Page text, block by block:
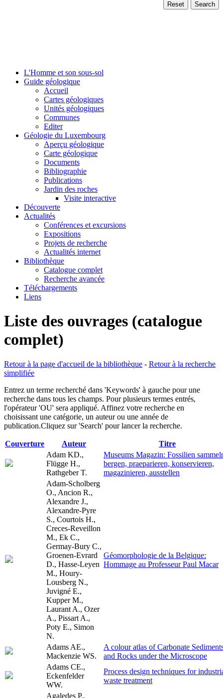
Search
Reset
L'Homme et son sous-sol
Guide géologique
Accueil
Cartes géologiques
Unités géologiques
Communes
Editer
Géologie du Luxembourg
Aperçu géologique
Carte géologique
Documents
Bibliographie
Publications
Jardin des roches
Visite interactive
Découverte
Actualités
Conférences et excursions
Expositions
Projets de recherche
Actualités internet
Bibliothèque
Catalogue complet
Recherche avancée
Téléchargements
Liens
Liste des ouvrages (catalogue
complet)
Retour à la page d'accueil de la bibliothèque - Retour à la recherche
simplifiée
Entrez un terme recherché dans 'Keywords' à gauche pour une
recherche dans tous les champs. Pour plusieurs termes entrés,
l'opérateur 'OU' sera appliqué. Affinez votre recherche en
choisissant une catégorie, un auteur ou une année de
publication.Cliquez sur 'Search' pour lancer la recherche.
Couverture Auteur
Titre
Adam KD.,
Flügge H.,
Rathgeber T.
Museums Magazin: Fossilien
bergen, praeparieren, konservieren,
magazinieren, ausstellen
Adam-Scholberg
O., Ancion R.,
Alexandre J.,
Alexandre-Pyre
S., Courtois H.,
Creces-Reveillon
M., Ek C.,
Germay-Bury C.,
Groenen-Evrard
D., Hasse-Leyen
M., Houry-
Lousberg N.,
Juvigné E.,
Kupper M.,
Laurant A., Ozer
A., Pissart A.,
Poty E., Simon
N.
Géomorphologie de la Belgique:
Hommage au Professeur Paul Macar
Adams AE.,
Mackenzie WS.
A colour atlas of Carbonate
and Rocks under the Microscope
Adams CE.,
Eckenfelder
WW.
Process design techniques for
waste treatment
Agaledes P.,